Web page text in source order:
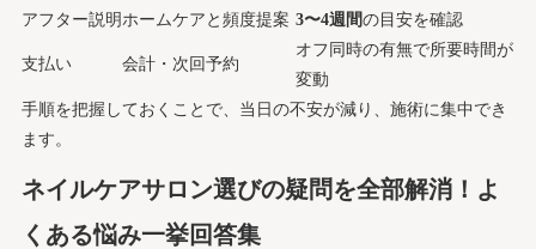
アフター説明ホームケアと頻度提案 3〜4週間の目安を確認
支払い 会計・次回予約
オフ同時の有無で所要時間が
変動
手順を把握しておくことで、当日の不安が減り、施術に集中でき
ます。
ネイルケアサロン選びの疑問を全部解消！よ
くある悩み一挙回答集